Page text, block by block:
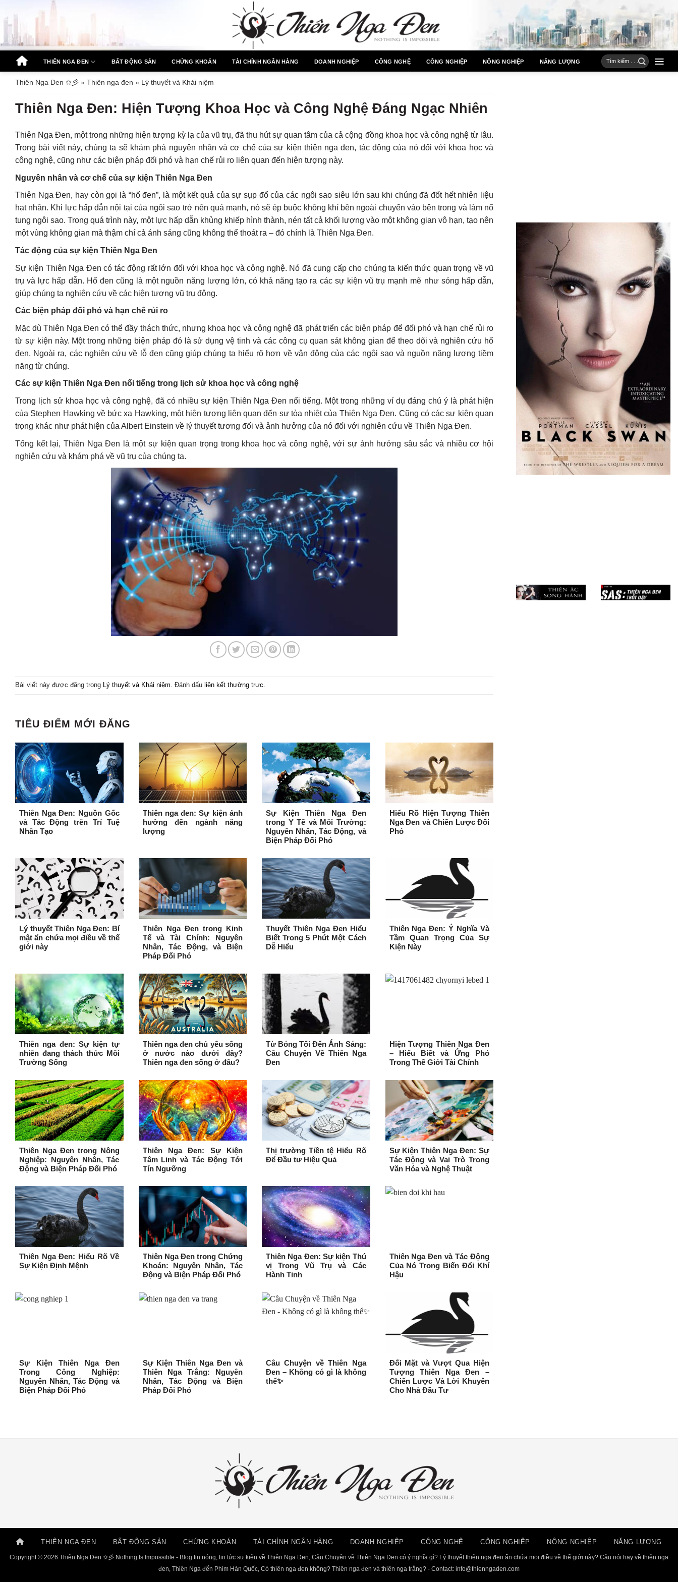
qua
dung
THIÊN NGA ĐEN BẤT ĐỘNG SẢN CHỨNG KHOÁN TÀI CHÍNH NGÂN HÀNG DOANH NGHIỆP CÔNG NGHỆ CÔNG NGHIỆP NÔNG NGHIỆP NĂNG LƯỢNG
Thiên Nga Đen ✩彡 » Thiên nga đen » Lý thuyết và Khái niệm
Thiên Nga Đen: Hiện Tượng Khoa Học và Công Nghệ Đáng Ngạc Nhiên
Thiên Nga Đen, một trong những hiện tượng kỳ lạ của vũ trụ, đã thu hút sự quan tâm của cả cộng đồng khoa học và công nghệ từ lâu.
Trong bài viết này, chúng ta sẽ khám phá nguyên nhân và cơ chế của sự kiện thiên nga đen, tác động của nó đối với khoa học và
công nghệ, cũng như các biện pháp đối phó và hạn chế rủi ro liên quan đến hiện tượng này.
Nguyên nhân và cơ chế của sự kiện Thiên Nga Đen
Thiên Nga Đen, hay còn gọi là “hố đen”, là một kết quả của sự sụp đổ của các ngôi sao siêu lớn sau khi chúng đã đốt hết nhiên liệu
hạt nhân. Khi lực hấp dẫn nội tại của ngôi sao trở nên quá mạnh, nó sẽ ép buộc không khí bên ngoài chuyển vào bên trong và làm nổ
tung ngôi sao. Trong quá trình này, một lực hấp dẫn khủng khiếp hình thành, nén tất cả khối lượng vào một không gian vô hạn, tạo nên
một vùng không gian mà thậm chí cả ánh sáng cũng không thể thoát ra – đó chính là Thiên Nga Đen.
Tác động của sự kiện Thiên Nga Đen
Sự kiện Thiên Nga Đen có tác động rất lớn đối với khoa học và công nghệ. Nó đã cung cấp cho chúng ta kiến thức quan trọng về vũ
trụ và lực hấp dẫn. Hố đen cũng là một nguồn năng lượng lớn, có khả năng tạo ra các sự kiện vũ trụ mạnh mẽ như sóng hấp dẫn,
giúp chúng ta nghiên cứu về các hiện tượng vũ trụ động.
Các biện pháp đối phó và hạn chế rủi ro
Mặc dù Thiên Nga Đen có thể đầy thách thức, nhưng khoa học và công nghệ đã phát triển các biện pháp để đối phó và hạn chế rủi ro
từ sự kiện này. Một trong những biện pháp đó là sử dụng vệ tinh và các công cụ quan sát không gian để theo dõi và nghiên cứu hố
đen. Ngoài ra, các nghiên cứu về lỗ đen cũng giúp chúng ta hiểu rõ hơn về vận động của các ngôi sao và nguồn năng lượng tiềm
năng từ chúng.
Các sự kiện Thiên Nga Đen nổi tiếng trong lịch sử khoa học và công nghệ
Trong lịch sử khoa học và công nghệ, đã có nhiều sự kiện Thiên Nga Đen nổi tiếng. Một trong những ví dụ đáng chú ý là phát hiện
của Stephen Hawking về bức xạ Hawking, một hiện tượng liên quan đến sự tỏa nhiệt của Thiên Nga Đen. Cũng có các sự kiện quan
trọng khác như phát hiện của Albert Einstein về lý thuyết tương đối và ảnh hưởng của nó đối với nghiên cứu về Thiên Nga Đen.
Tổng kết lại, Thiên Nga Đen là một sự kiện quan trọng trong khoa học và công nghệ, với sự ảnh hưởng sâu sắc và nhiều cơ hội
nghiên cứu và khám phá về vũ trụ của chúng ta.
Bài viết này được đăng trong Lý thuyết và Khái niệm. Đánh dấu liên kết thường trực.
TIÊU ĐIỂM MỚI ĐĂNG
Thiên Nga Đen: Nguồn Gốc
và Tác Động trên Trí Tuệ
Nhân Tạo
Thiên nga đen: Sự kiện ảnh
hưởng đến ngành năng
lượng
Sự Kiện Thiên Nga Đen
trong Y Tế và Môi Trường:
Nguyên Nhân, Tác Động, và
Biện Pháp Đối Phó
Hiểu Rõ Hiện Tượng Thiên
Nga Đen và Chiến Lược Đối
Phó
Lý thuyết Thiên Nga Đen: Bí
mật ẩn chứa mọi điều về thế
giới này
Thiên Nga Đen trong Kinh
Tế và Tài Chính: Nguyên
Nhân, Tác Động, và Biện
Pháp Đối Phó
Thuyết Thiên Nga Đen Hiểu
Biết Trong 5 Phút Một Cách
Dễ Hiểu
Thiên Nga Đen: Ý Nghĩa Và
Tầm Quan Trọng Của Sự
Kiện Này
Thiên nga đen: Sự kiện tự
nhiên đang thách thức Môi
Trường Sống
Thiên nga đen chủ yếu sống
ở nước nào dưới đây?
Thiên nga đen sống ở đâu?
Từ Bóng Tối Đến Ánh Sáng:
Câu Chuyện Về Thiên Nga
Đen
Hiện Tượng Thiên Nga Đen
– Hiểu Biết và Ứng Phó
Trong Thế Giới Tài Chính
Thiên Nga Đen trong Nông
Nghiệp: Nguyên Nhân, Tác
Động và Biện Pháp Đối Phó
Thiên Nga Đen: Sự Kiện
Tâm Linh và Tác Động Tới
Tín Ngưỡng
Thị trường Tiền tệ Hiểu Rõ
Để Đầu tư Hiệu Quả
Sự Kiện Thiên Nga Đen: Sự
Tác Động và Vai Trò Trong
Văn Hóa và Nghệ Thuật
Thiên Nga Đen: Hiểu Rõ Về
Sự Kiện Định Mệnh
Thiên Nga Đen trong Chứng
Khoán: Nguyên Nhân, Tác
Động và Biện Pháp Đối Phó
Thiên Nga Đen: Sự kiện Thú
vị Trong Vũ Trụ và Các
Hành Tinh
Thiên Nga Đen và Tác Động
Của Nó Trong Biến Đổi Khí
Hậu
Sự Kiện Thiên Nga Đen
Trong Công Nghiệp:
Nguyên Nhân, Tác Động và
Biện Pháp Đối Phó
Sự Kiện Thiên Nga Đen và
Thiên Nga Trắng: Nguyên
Nhân, Tác Động và Biện
Pháp Đối Phó
Câu Chuyện về Thiên Nga
Đen – Không có gì là không
thể✨️
Đối Mặt và Vượt Qua Hiện
Tượng Thiên Nga Đen –
Chiến Lược Và Lời Khuyên
Cho Nhà Đầu Tư
THIÊN NGA ĐEN BẤT ĐỘNG SẢN CHỨNG KHOÁN TÀI CHÍNH NGÂN HÀNG DOANH NGHIỆP CÔNG NGHỆ CÔNG NGHIỆP NÔNG NGHIỆP NĂNG LƯỢNG
Copyright © 2026 Thiên Nga Đen ✩彡 Nothing Is Impossible - Blog tin nóng, tin tức sự kiện về Thiên Nga Đen, Câu Chuyện về Thiên Nga Đen có ý nghĩa gì? Lý thuyết thiên nga đen ẩn chứa mọi điều về thế giới này? Câu nói hay về thiên nga
đen, Thiên Nga đến Phim Hàn Quốc, Có thiên nga đen không? Thiên nga đen và thiên nga trắng? - Contact: info@thienngaden.com